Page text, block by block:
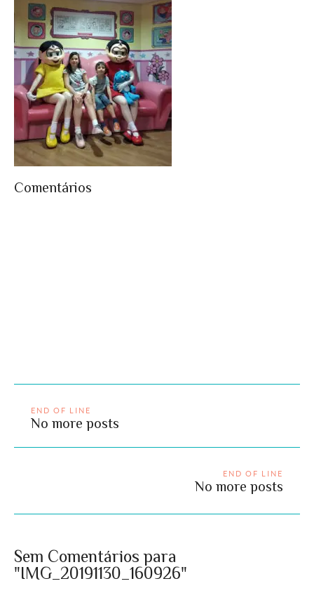
Comentários
END OF LINE
No more posts
END OF LINE
No more posts
Sem Comentários para
"IMG_20191130_160926"